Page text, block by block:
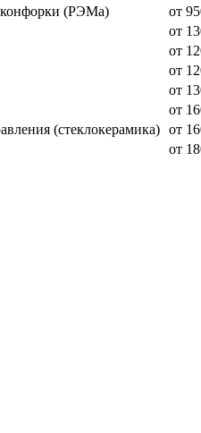
конфорки (РЭМа)
от
от
от
от
от
от
(стеклокерамика) от
от